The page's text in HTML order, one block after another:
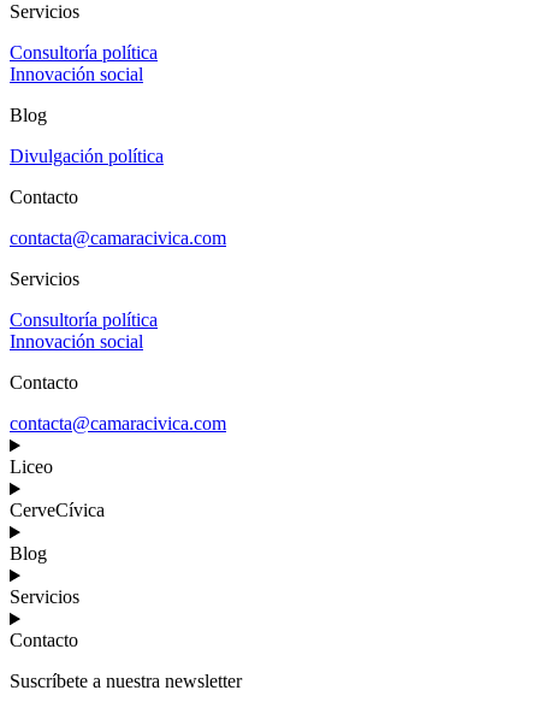
Servicios
Consultoría política
Innovación social
Blog
Divulgación política
Contacto
contacta@camaracivica.com
Servicios
Consultoría política
Innovación social
Contacto
contacta@camaracivica.com
Liceo
CerveCívica
Blog
Servicios
Contacto
Suscríbete a nuestra newsletter